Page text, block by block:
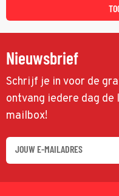
Nieuwsbrief
Schrijf je in voor de
ontvang iedere dag
mailbox!